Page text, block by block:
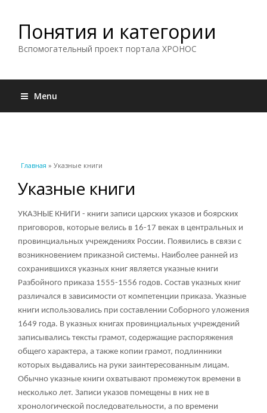
Понятия и категории
Вспомогательный проект портала ХРОНОС
Menu
Вы здесь
Главная » Указные книги
Указные книги
УКАЗНЫЕ КНИГИ - книги записи царских указов и боярских
приговоров, которые велись в 16-17 веках в центральных и
провинциальных учреждениях России. Появились в связи с
возникновением приказной системы. Наиболее ранней из
сохранившихся указных книг является указные книги
Разбойного приказа 1555-1556 годов. Состав указных книг
различался в зависимости от компетенции приказа. Указные
книги использовались при составлении Соборного уложения
1649 года. В указных книгах провинциальных учреждений
записывались тексты грамот, содержащие распоряжения
общего характера, а также копии грамот, подлинники
которых выдавались на руки заинтересованным лицам.
Обычно указные книги охватывают промежуток времени в
несколько лет. Записи указов помещены в них не в
хронологической последовательности, а по времени